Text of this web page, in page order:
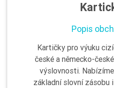
Popis
Kartičky pro výuku
české a německo-
výslovnosti.
základní slovní zásobu